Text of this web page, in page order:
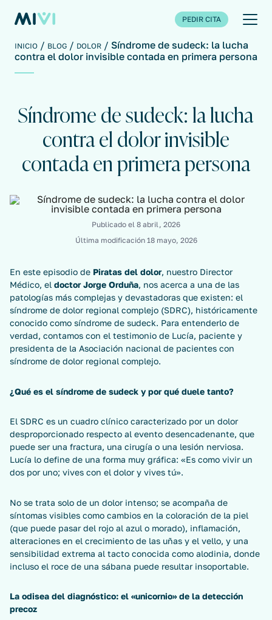
PEDIR CITA
INICIO BLOG DOLOR
Síndrome de sudeck: la lucha
contra el dolor invisible contada en primera persona
Síndrome de sudeck: la lucha
contra el dolor invisible
contada en primera persona
Publicado el 8 abril, 2026
Última modificación 18 mayo, 2026
En este episodio de Piratas del dolor, nuestro Director
Médico, el doctor Jorge Orduña, nos acerca a una de las
patologías más complejas y devastadoras que existen: el
síndrome de dolor regional complejo (SDRC), históricamente
conocido como síndrome de sudeck. Para entenderlo de
verdad, contamos con el testimonio de Lucía, paciente y
presidenta de la Asociación nacional de pacientes con
síndrome de dolor regional complejo.
¿Qué es el síndrome de sudeck y por qué duele tanto?
El SDRC es un cuadro clínico caracterizado por un dolor
desproporcionado respecto al evento desencadenante, que
puede ser una fractura, una cirugía o una lesión nerviosa.
Lucía lo define de una forma muy gráfica: «Es como vivir un
dos por uno; vives con el dolor y vives tú».
No se trata solo de un dolor intenso; se acompaña de
síntomas visibles como cambios en la coloración de la piel
(que puede pasar del rojo al azul o morado), inflamación,
alteraciones en el crecimiento de las uñas y el vello, y una
sensibilidad extrema al tacto conocida como alodinia, donde
incluso el roce de una sábana puede resultar insoportable.
La odisea del diagnóstico: el «unicornio» de la detección
precoz